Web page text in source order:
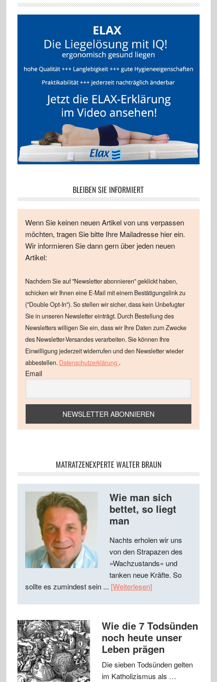
BLEIBEN SIE INFORMIERT
Wenn Sie keinen neuen Artikel von uns verpassen
möchten, tragen Sie bitte Ihre Mailadresse hier ein.
Wir informieren Sie dann gern über jeden neuen
Artikel:
Nachdem Sie auf "Newsletter abonnieren" geklickt haben,
schicken wir Ihnen eine E-Mail mit einem Bestätigungslink zu
("Double Opt-In"). So stellen wir sicher, dass kein Unbefugter
Sie in unseren Newsletter einträgt. Durch Bestellung des
Newsletters willigen Sie ein, dass wir Ihre Daten zum Zwecke
des Newsletter-Versandes verarbeiten. Sie können Ihre
Einwilligung jederzeit widerrufen und den Newsletter wieder
abbestellen. Datenschutzerklärung .
Email
MATRATZENEXPERTE WALTER BRAUN
Wie man sich
bettet, so liegt
man
Nachts erholen wir uns
von den Strapazen des
»Wachzustands« und
tanken neue Kräfte. So
sollte es zumindest sein ... [Weiterlesen]
Wie die 7 Todsünden
noch heute unser
Leben prägen
Die sieben Todsünden gelten
im Katholizismus als …